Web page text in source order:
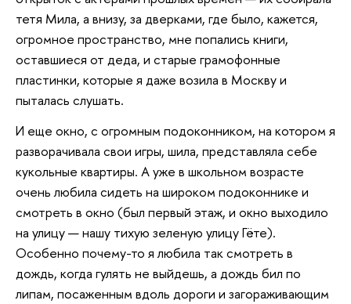
тетя Мила, а внизу, за дверками, где было, кажется,
огромное пространство, мне попались книги,
оставшиеся от деда, и старые грамофонные
пластинки, которые я даже возила в Москву и
пыталась слушать.
И еще окно, с огромным подоконником, на котором я
разворачивала свои игры, шила, представляла себе
кукольные квартиры. А уже в школьном возрасте
очень любила сидеть на широком подоконнике и
смотреть в окно (был первый этаж, и окно выходило
на улицу — нашу тихую зеленую улицу Гёте).
Особенно почему-то я любила так смотреть в
дождь, когда гулять не выйдешь, а дождь бил по
липам, посаженным вдоль дороги и загораживающим